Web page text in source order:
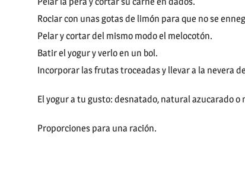
Rociar con unas gotas de limón para que no se
Pelar y cortar del mismo modo el melocotón.
Batir el yogur y verlo en un bol.
Incorporar las frutas troceadas y llevar a la nevera
El yogur a tu gusto: desnatado, natural azucarado o
Proporciones para una ración.